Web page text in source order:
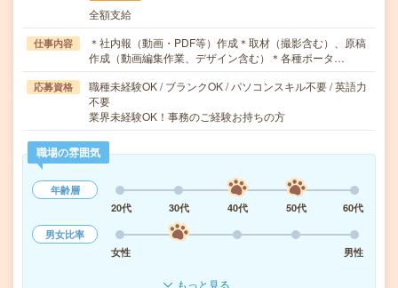
全額支給
仕事内容
＊社内報（動画・PDF等）作成＊取材（撮影含む）、原稿
作成（動画編集作業、デザイン含む）＊各種ポータ…
応募資格
職種未経験OK / ブランクOK / パソコンスキル不要 / 英語力
不要
業界未経験OK！事務のご経験お持ちの方
職場の雰囲気
年齢層
20代
30代 40代 50代
60代
男女比率
女性
男性
もっと見る